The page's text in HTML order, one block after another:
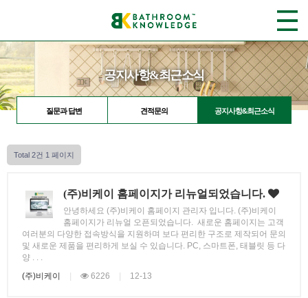
공지사항&최근소식
질문과 답변 견적문의 공지사항&최근소식
Total 2건 1 페이지
(주)비케이 홈페이지가 리뉴얼되었습니다.
안녕하세요 (주)비케이 홈페이지 관리자 입니다. (주)비케이
홈페이지가 리뉴얼 오픈되었습니다. 새로운 홈페이지는 고객
여러분의 다양한 접속방식을 지원하며 보다 편리한 구조로 제작되어 문의
및 새로운 제품을 편리하게 보실 수 있습니다. PC, 스마트폰, 태블릿 등 다
양 . . .
(주)비케이
6226 12-13